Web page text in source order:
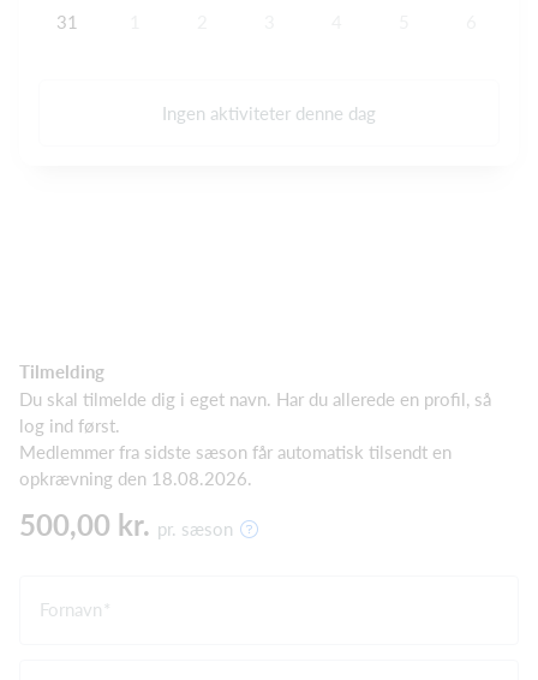
31
Ingen aktiviteter denne dag
Tilmelding
Du skal tilmelde dig i eget navn. Har du allerede en profil, så
log ind først.
Medlemmer fra sidste sæson får automatisk tilsendt en
opkrævning den 18.08.2026.
500,00 kr. pr. sæson
Fornavn